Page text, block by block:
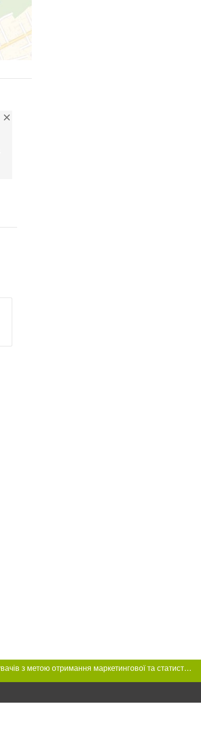
Цей сайт використовує «cookies». Також веб-сайт використовує інтернет-сервіс для збору технічних даних стосовно відвідувачів з метою отримання маркетингової та статистичної інформації. Умови обробки даних відвідувачів сайту див.